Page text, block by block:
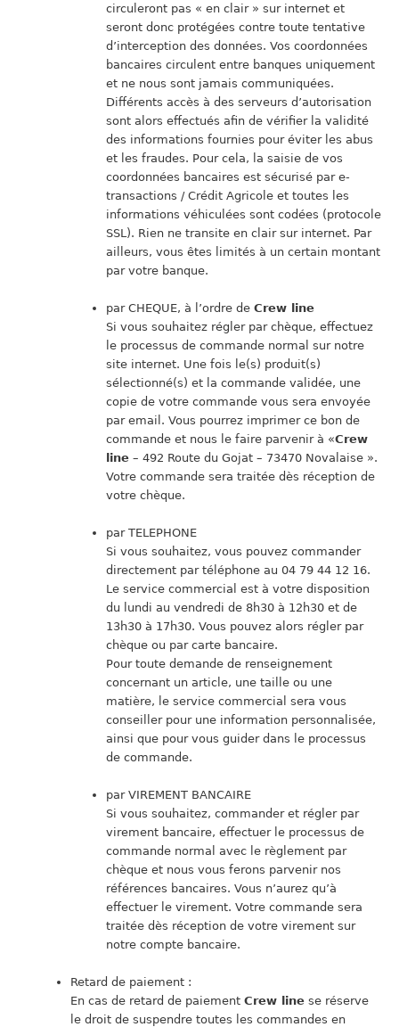
circuleront pas « en clair » sur internet et
seront donc protégées contre toute tentative
d’interception des données. Vos coordonnées
bancaires circulent entre banques uniquement
et ne nous sont jamais communiquées.
Différents accès à des serveurs d’autorisation
sont alors effectués afin de vérifier la validité
des informations fournies pour éviter les abus
et les fraudes. Pour cela, la saisie de vos
coordonnées bancaires est sécurisé par e-
transactions / Crédit Agricole et toutes les
informations véhiculées sont codées (protocole
SSL). Rien ne transite en clair sur internet. Par
ailleurs, vous êtes limités à un certain montant
par votre banque.
par CHEQUE, à l’ordre de Crew line
Si vous souhaitez régler par chèque, effectuez
le processus de commande normal sur notre
site internet. Une fois le(s) produit(s)
sélectionné(s) et la commande validée, une
copie de votre commande vous sera envoyée
par email. Vous pourrez imprimer ce bon de
commande et nous le faire parvenir à «Crew
line– 492 Route du Gojat – 73470 Novalaise ».
Votre commande sera traitée dès réception de
votre chèque.
par TELEPHONE
Si vous souhaitez, vous pouvez commander
directement par téléphone au 04 79 44 12 16.
Le service commercial est à votre disposition
du lundi au vendredi de 8h30 à 12h30 et de
13h30 à 17h30. Vous pouvez alors régler par
chèque ou par carte bancaire.
Pour toute demande de renseignement
concernant un article, une taille ou une
matière, le service commercial sera vous
conseiller pour une information personnalisée,
ainsi que pour vous guider dans le processus
de commande.
par VIREMENT BANCAIRE
Si vous souhaitez, commander et régler par
virement bancaire, effectuer le processus de
commande normal avec le règlement par
chèque et nous vous ferons parvenir nos
références bancaires. Vous n’aurez qu’à
effectuer le virement. Votre commande sera
traitée dès réception de votre virement sur
notre compte bancaire.
Retard de paiement :
En cas de retard de paiementCrew line se réserve
le droit de suspendre toutes les commandes en